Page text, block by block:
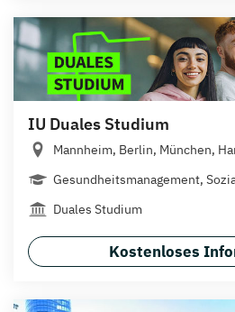
IU Duales Studium
Mannheim, Berlin, München,
Gesundheitsmanagement,
Duales Studium
Kostenloses